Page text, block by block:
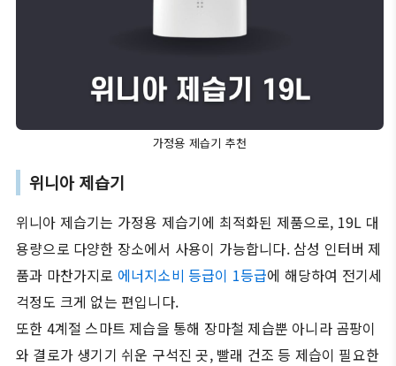
가정용 제습기 추천
위니아 제습기
위니아 제습기는 가정용 제습기에 최적화된 제품으로, 19L 대
용량으로 다양한 장소에서 사용이 가능합니다. 삼성 인터버 제
품과 마찬가지로 에너지소비 등급이 1등급에 해당하여 전기세
걱정도 크게 없는 편입니다.
또한 4계절 스마트 제습을 통해 장마철 제습뿐 아니라 곰팡이
와 결로가 생기기 쉬운 구석진 곳, 빨래 건조 등 제습이 필요한